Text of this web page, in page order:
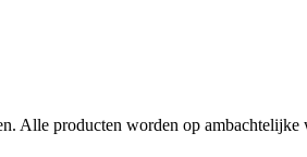
Alle producten worden op ambachtelijke